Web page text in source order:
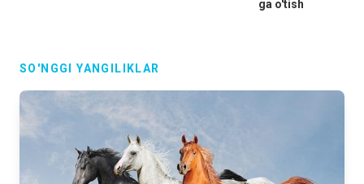
ga o'tish
SO'NGGI YANGILIKLAR